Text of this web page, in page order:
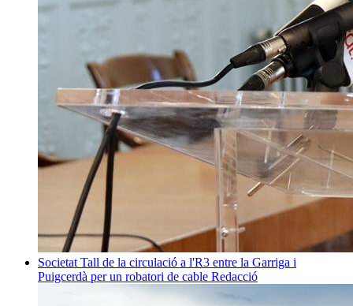
Societat Tall de la circulació a l'R3 entre la Garriga i
Puigcerdà per un robatori de cable Redacció